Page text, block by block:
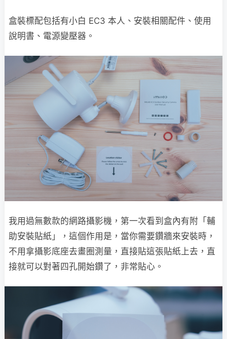
盒裝標配包括有小白 EC3 本人、安裝相關配件、使用
說明書、電源變壓器。
我用過無數款的網路攝影機，第一次看到盒內有附「輔
助安裝貼紙」，這個作用是，當你需要鑽牆來安裝時，
不用拿攝影底座去畫圈測量，直接貼這張貼紙上去，直
接就可以對著四孔開始鑽了，非常貼心。